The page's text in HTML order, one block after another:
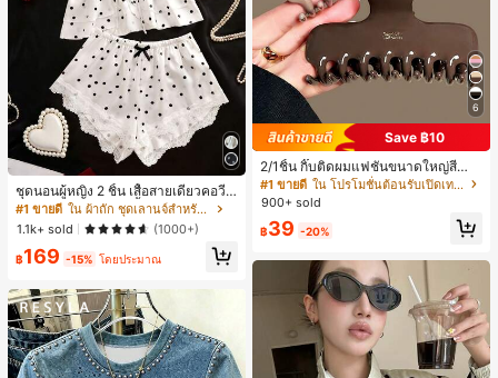
ชุดนอนผู้หญิง 2 ชิ้น เสื้อสายเดี่ยวคอวีลู
กไม้ พร้อมกางเกงขาสั้นแต่งลูกไม้ แต่ง
โบว์ที่เอว ชุดลำลองผู้หญิงนุ่มสบายน่ารั
ก สไตล์เอสเธติก
#1 ขายดี
ใน ผ้าถัก ชุดเลานจ์สำหรับผู้หญิง
1.1k+ sold
(1000+)
฿169 -15% โดยประมาณ
6
Save ฿10
2/1ชิ้น กิ๊บติดผมแฟชั่นขนาดใหญ่สีน้ำ
ตาลชานมสำหรับผู้หญิง เหมาะสำหรับก
ารอาบน้ำ ล้างหน้า และจัดแต่งทรงผม
#1 ขายดี
ใน โปรโมชั่นต้อนรับเปิดเทอม เครื่องประดับผมผู้หญิง
900+ sold
฿39 -20%